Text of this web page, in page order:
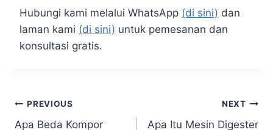
Hubungi kami melalui WhatsApp (di sini) dan
laman kami (di sini) untuk pemesanan dan
konsultasi gratis.
PREVIOUS
Apa Beda Kompor
NEXT
Apa Itu Mesin Digester